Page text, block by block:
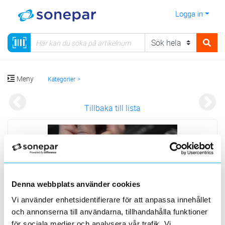
Denna webbplats använder cookies
Vi använder enhetsidentifierare för att anpassa innehållet
och annonserna till användarna, tillhandahålla funktioner
Logga in
Meny Kategorier
Tillbaka till lista